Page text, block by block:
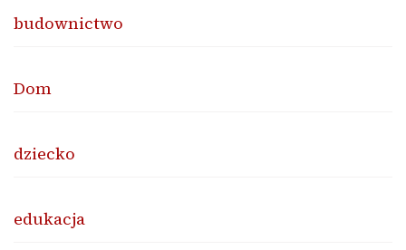
budownictwo
Dom
dziecko
edukacja